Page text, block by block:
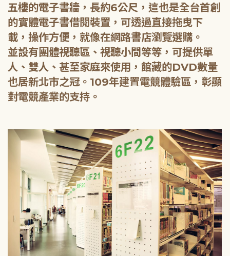
五樓的電子書牆，長約6公尺，這也是全台首創
的實體電子書借閱裝置，可透過直接拖曳下
載，操作方便，就像在網路書店瀏覽選購。
並設有團體視聽區、視聽小間等等，可提供單
人、雙人、甚至家庭來使用，館藏的DVD數量
也居新北市之冠。109年建置電競體驗區，彰顯
對電競產業的支持。